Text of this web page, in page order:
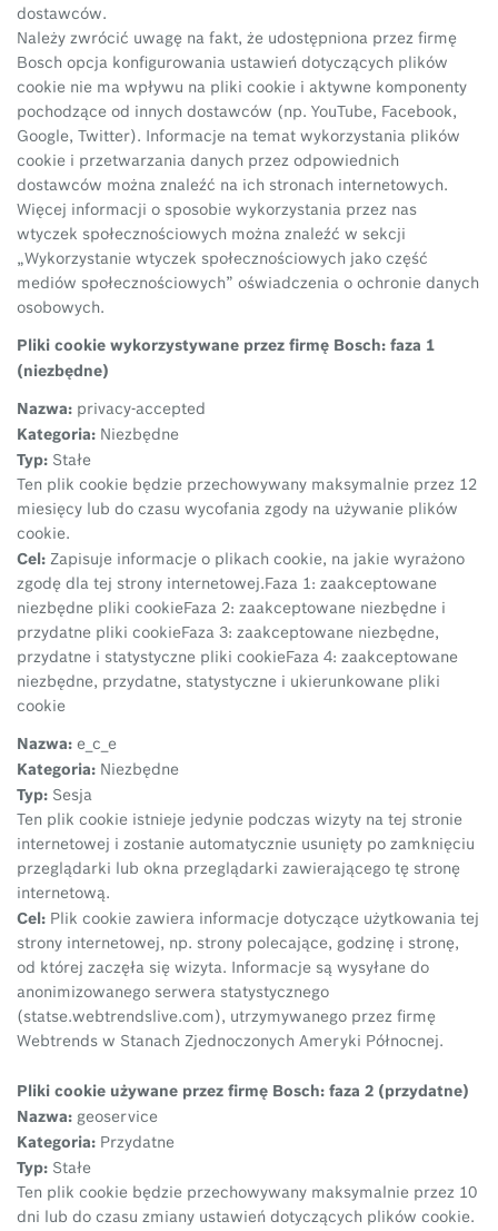
dostawców.
Należy zwrócić uwagę na fakt, że udostępniona przez firmę
Bosch opcja konfigurowania ustawień dotyczących plików
cookie nie ma wpływu na pliki cookie i aktywne komponenty
pochodzące od innych dostawców (np. YouTube, Facebook,
Google, Twitter). Informacje na temat wykorzystania plików
cookie i przetwarzania danych przez odpowiednich
dostawców można znaleźć na ich stronach internetowych.
Więcej informacji o sposobie wykorzystania przez nas
wtyczek społecznościowych można znaleźć w sekcji
„Wykorzystanie wtyczek społecznościowych jako część
mediów społecznościowych” oświadczenia o ochronie danych
osobowych.
Pliki cookie wykorzystywane przez firmę Bosch: faza 1
(niezbędne)
Nazwa: privacy-accepted
Kategoria: Niezbędne
Typ: Stałe
Ten plik cookie będzie przechowywany maksymalnie przez 12
miesięcy lub do czasu wycofania zgody na używanie plików
cookie.
Cel: Zapisuje informacje o plikach cookie, na jakie wyrażono
zgodę dla tej strony internetowej.Faza 1: zaakceptowane
niezbędne pliki cookieFaza 2: zaakceptowane niezbędne i
przydatne pliki cookieFaza 3: zaakceptowane niezbędne,
przydatne i statystyczne pliki cookieFaza 4: zaakceptowane
niezbędne, przydatne, statystyczne i ukierunkowane pliki
cookie
Nazwa: e_c_e
Kategoria: Niezbędne
Typ: Sesja
Ten plik cookie istnieje jedynie podczas wizyty na tej stronie
internetowej i zostanie automatycznie usunięty po zamknięciu
przeglądarki lub okna przeglądarki zawierającego tę stronę
internetową.
Cel: Plik cookie zawiera informacje dotyczące użytkowania tej
strony internetowej, np. strony polecające, godzinę i stronę,
od której zaczęła się wizyta. Informacje są wysyłane do
anonimizowanego serwera statystycznego
(statse.webtrendslive.com), utrzymywanego przez firmę
Webtrends w Stanach Zjednoczonych Ameryki Północnej.
Pliki cookie używane przez firmę Bosch: faza 2 (przydatne)
Nazwa: geoservice
Kategoria: Przydatne
Typ: Stałe
Ten plik cookie będzie przechowywany maksymalnie przez 10
dni lub do czasu zmiany ustawień dotyczących plików cookie.